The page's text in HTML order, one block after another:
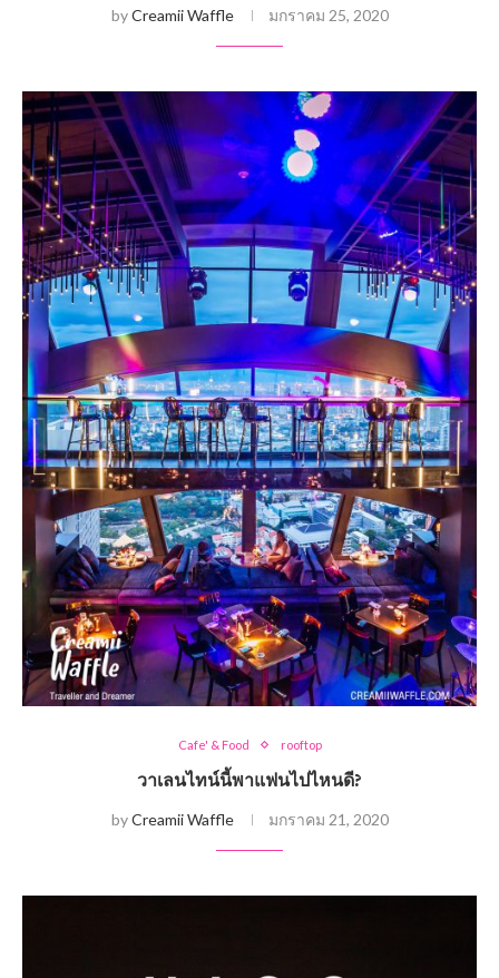
byCreamii Waffle มกราคม 25, 2020
Cafe' & Food rooftop
วาเลนไทน์นี้พาแฟนไปไหนดี?
byCreamii Waffle มกราคม 21, 2020